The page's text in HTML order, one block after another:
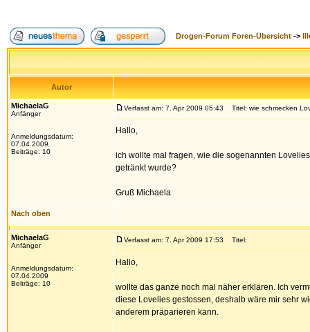
Drogen-Forum Foren-Übersicht ->
Autor
MichaelaG
Anfänger
Anmeldungsdatum:
07.04.2009
Beiträge: 10
Verfasst am: 7. Apr 2009 05:43 Titel: wie schmecken
Hallo,
ich wollte mal fragen, wie die sogenannten
getränkt wurde?
Gruß Michaela
Nach oben
MichaelaG
Anfänger
Anmeldungsdatum:
07.04.2009
Beiträge: 10
Verfasst am: 7. Apr 2009 17:53 Titel:
Hallo,
wollte das ganze noch mal näher erklären. Ich
diese Lovelies gestossen, deshalb wäre mir sehr
anderem präparieren kann.